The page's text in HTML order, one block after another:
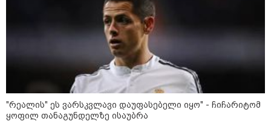
კატეგორიები
"რეალის" ეს ვარსკვლავი დაუფასებელი იყო" - ჩიჩარიტომ
ყოფილ თანაგუნდელზე ისაუბრა